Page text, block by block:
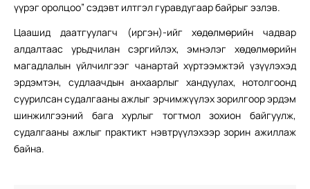
үүрэг оролцоо” сэдэвт илтгэл гуравдугаар байрыг эзлэв.
Цаашид даатгуулагч (иргэн)-ийг хөдөлмөрийн чадвар
алдалтаас урьдчилан сэргийлэх, эмнэлэг хөдөлмөрийн
магадлалын үйлчилгээг чанартай хүртээмжтэй үзүүлэхэд
эрдэмтэн, судлаачдын анхаарлыг хандуулах, нотолгоонд
суурилсан судалгааны ажлыг эрчимжүүлэх зорилгоор эрдэм
шинжилгээний бага хурлыг тогтмол зохион байгуулж,
судалгааны ажлыг практикт нэвтрүүлэхээр зорин ажиллаж
байна.